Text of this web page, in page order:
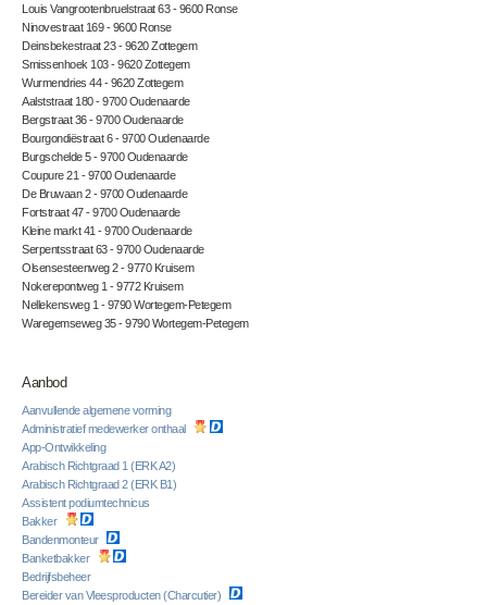
Louis Vangrootenbruelstraat 63 - 9600 Ronse
Ninovestraat 169 - 9600 Ronse
Deinsbekestraat 23 - 9620 Zottegem
Smissenhoek 103 - 9620 Zottegem
Wurmendries 44 - 9620 Zottegem
Aalststraat 180 - 9700 Oudenaarde
Bergstraat 36 - 9700 Oudenaarde
Bourgondiëstraat 6 - 9700 Oudenaarde
Burgschelde 5 - 9700 Oudenaarde
Coupure 21 - 9700 Oudenaarde
De Bruwaan 2 - 9700 Oudenaarde
Fortstraat 47 - 9700 Oudenaarde
Kleine markt 41 - 9700 Oudenaarde
Serpentsstraat 63 - 9700 Oudenaarde
Olsensesteenweg 2 - 9770 Kruisem
Nokerepontweg 1 - 9772 Kruisem
Nellekensweg 1 - 9790 Wortegem-Petegem
Waregemseweg 35 - 9790 Wortegem-Petegem
Aanbod
Aanvullende algemene vorming
Administratief medewerker onthaal
App-Ontwikkeling
Arabisch Richtgraad 1 (ERK A2)
Arabisch Richtgraad 2 (ERK B1)
Assistent podiumtechnicus
Bakker
Bandenmonteur
Banketbakker
Bedrijfsbeheer
Bereider van Vleesproducten (Charcutier)